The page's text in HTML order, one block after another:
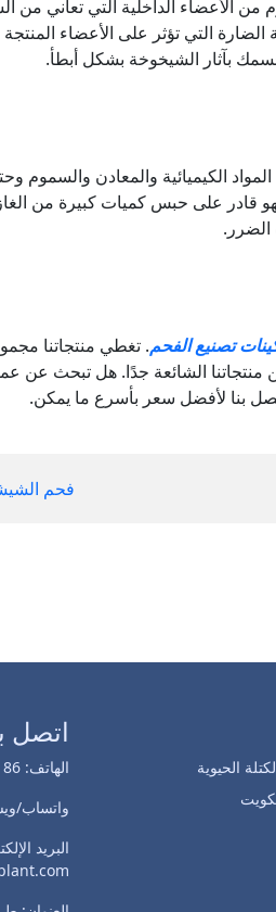
من الأعضاء الداخلية التي تعاني
التي تؤثر على الأعضاء
بآثار الشيخوخة بشكل أبطأ.
الكيميائية والمعادن والسموم
قادر على حبس كميات كبيرة من
تصنيع الفحم. تغطي منتجاتنا
منتجاتنا الشائعة جدًا. هل تبحث عن
بنا لأفضل سعر بأسرع ما يمكن.
فحم
الحيوية
اتصل
الهاتف: 86 15838192276
واتساب/ويشات: 86
البريد